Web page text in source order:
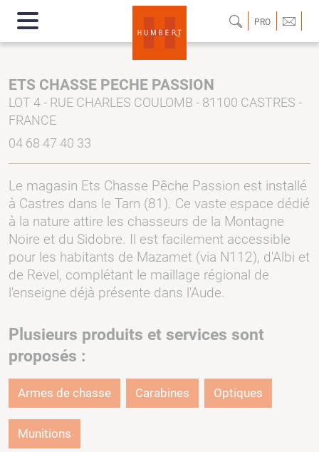
PRO
ETS CHASSE PECHE PASSION
LOT 4 - RUE CHARLES COULOMB - 81100 CASTRES -
FRANCE
04 68 47 40 33
Le magasin Ets Chasse Pêche Passion est installé
à Castres dans le Tarn (81). Ce vaste espace dédié
à la nature attire les chasseurs de la Montagne
Noire et du Sidobre. Il est facilement accessible
pour les habitants de Mazamet (via N112), d'Albi et
de Revel, complétant le maillage régional de
l'enseigne déjà présente dans l'Aude.
Plusieurs produits et services sont
proposés :
Armes de chasse Carabines Optiques
Munitions